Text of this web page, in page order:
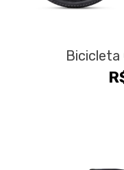
Bicicleta